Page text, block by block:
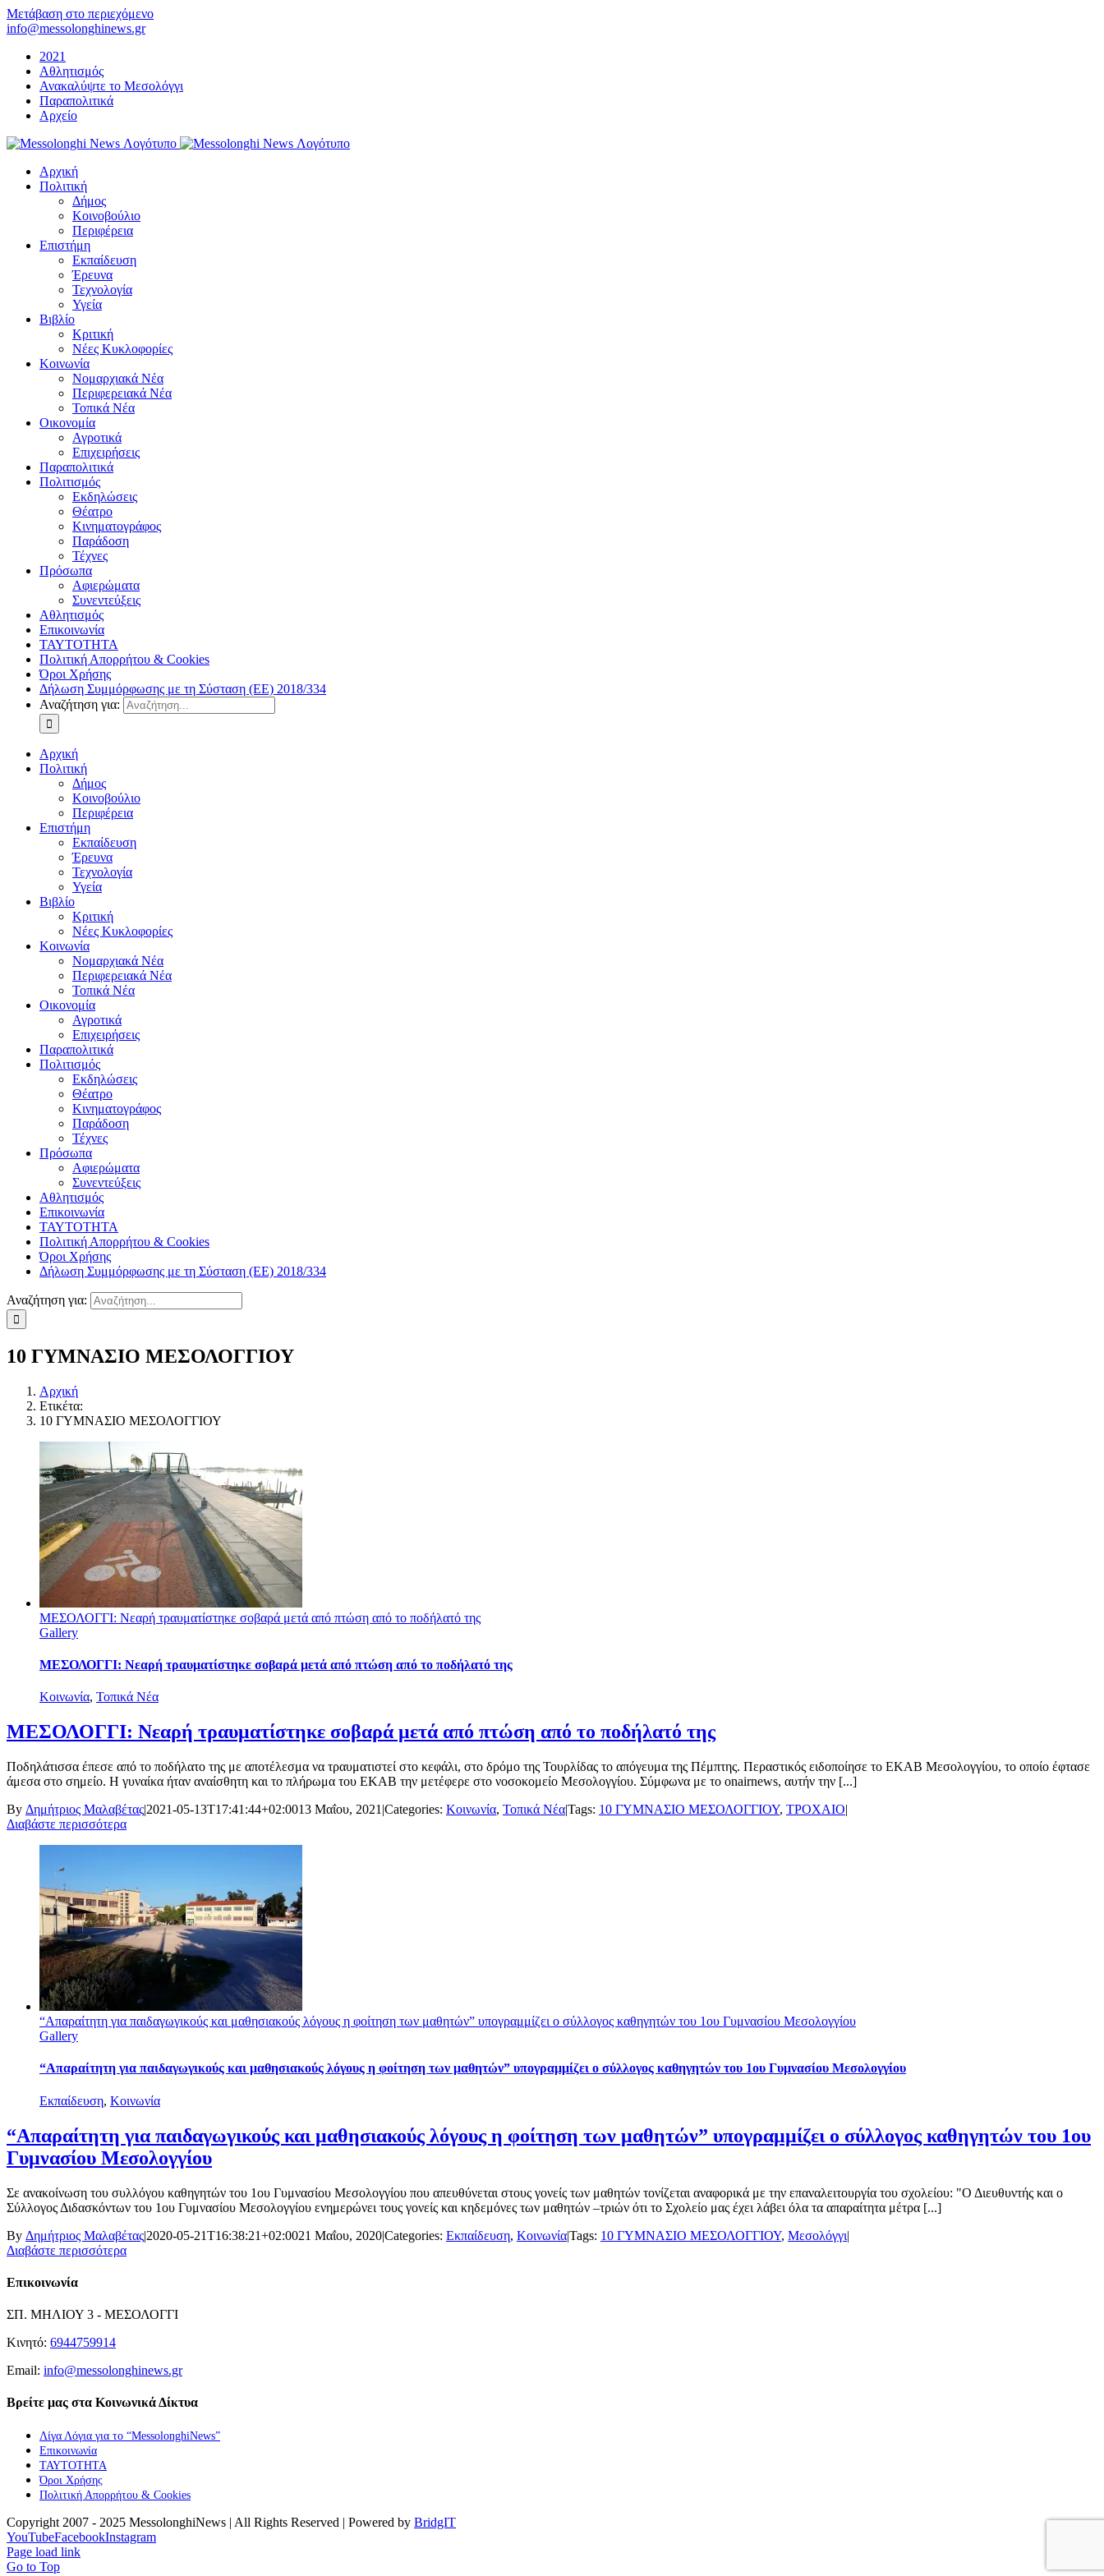
Μετάβαση στο περιεχόμενο
info@messolonghinews.gr
2021
Αθλητισμός
Ανακαλύψτε το Μεσολόγγι
Παραπολιτικά
Αρχείο
Αρχική
Πολιτική
Δήμος
Κοινοβούλιο
Περιφέρεια
Επιστήμη
Εκπαίδευση
Έρευνα
Τεχνολογία
Υγεία
Βιβλίο
Κριτική
Νέες Κυκλοφορίες
Κοινωνία
Νομαρχιακά Νέα
Περιφερειακά Νέα
Τοπικά Νέα
Οικονομία
Αγροτικά
Επιχειρήσεις
Παραπολιτικά
Πολιτισμός
Εκδηλώσεις
Θέατρο
Κινηματογράφος
Παράδοση
Τέχνες
Πρόσωπα
Αφιερώματα
Συνεντεύξεις
Αθλητισμός
Επικοινωνία
ΤΑΥΤΟΤΗΤΑ
Πολιτική Απορρήτου & Cookies
Όροι Χρήσης
Δήλωση Συμμόρφωσης με τη Σύσταση (ΕΕ) 2018/334
Αναζήτηση για:
Αρχική
Πολιτική
Δήμος
Κοινοβούλιο
Περιφέρεια
Επιστήμη
Εκπαίδευση
Έρευνα
Τεχνολογία
Υγεία
Βιβλίο
Κριτική
Νέες Κυκλοφορίες
Κοινωνία
Νομαρχιακά Νέα
Περιφερειακά Νέα
Τοπικά Νέα
Οικονομία
Αγροτικά
Επιχειρήσεις
Παραπολιτικά
Πολιτισμός
Εκδηλώσεις
Θέατρο
Κινηματογράφος
Παράδοση
Τέχνες
Πρόσωπα
Αφιερώματα
Συνεντεύξεις
Αθλητισμός
Επικοινωνία
ΤΑΥΤΟΤΗΤΑ
Πολιτική Απορρήτου & Cookies
Όροι Χρήσης
Δήλωση Συμμόρφωσης με τη Σύσταση (ΕΕ) 2018/334
Αναζήτηση για:
10 ΓΥΜΝΑΣΙΟ ΜΕΣΟΛΟΓΓΙΟΥ
Αρχική
Ετικέτα:
10 ΓΥΜΝΑΣΙΟ ΜΕΣΟΛΟΓΓΙΟΥ
ΜΕΣΟΛΟΓΓΙ: Νεαρή τραυματίστηκε σοβαρά μετά από πτώση από το ποδήλατό της
Gallery
ΜΕΣΟΛΟΓΓΙ: Νεαρή τραυματίστηκε σοβαρά μετά από πτώση από το ποδήλατό της
Κοινωνία, Τοπικά Νέα
ΜΕΣΟΛΟΓΓΙ: Νεαρή τραυματίστηκε σοβαρά μετά από πτώση από το ποδήλατό της
Ποδηλάτισσα έπεσε από το ποδήλατο της με αποτέλεσμα να τραυματιστεί στο κεφάλι, στο δρόμο της Τουρλίδας το απόγευμα της Πέμπτης. Περαστικός ειδοποίησε το ΕΚΑΒ Μεσολογγίου, το οποίο έφτασε
άμεσα στο σημείο. Η γυναίκα ήταν αναίσθητη και το πλήρωμα του ΕΚΑΒ την μετέφερε στο νοσοκομείο Μεσολογγίου. Σύμφωνα με το onairnews, αυτήν την [...]
By Δημήτριος Μαλαβέτας|2021-05-13T17:41:44+02:0013 Μαΐου, 2021 |Categories: Κοινωνία, Τοπικά Νέα|Tags: 10 ΓΥΜΝΑΣΙΟ ΜΕΣΟΛΟΓΓΙΟΥ, ΤΡΟΧΑΙΟ|
Διαβάστε περισσότερα
“Απαραίτητη για παιδαγωγικούς και μαθησιακούς λόγους η φοίτηση των μαθητών” υπογραμμίζει ο σύλλογος καθηγητών του 1ου Γυμνασίου Μεσολογγίου
Gallery
“Απαραίτητη για παιδαγωγικούς και μαθησιακούς λόγους η φοίτηση των μαθητών” υπογραμμίζει ο σύλλογος καθηγητών του 1ου Γυμνασίου Μεσολογγίου
Εκπαίδευση, Κοινωνία
“Απαραίτητη για παιδαγωγικούς και μαθησιακούς λόγους η φοίτηση των μαθητών” υπογραμμίζει ο σύλλογος καθηγητών του 1ου
Γυμνασίου Μεσολογγίου
Σε ανακοίνωση του συλλόγου καθηγητών του 1ου Γυμνασίου Μεσολογγίου που απευθύνεται στους γονείς των μαθητών τονίζεται αναφορικά με την επαναλειτουργία του σχολείου: "Ο Διευθυντής και ο
Σύλλογος Διδασκόντων του 1ου Γυμνασίου Μεσολογγίου ενημερώνει τους γονείς και κηδεμόνες των μαθητών –τριών ότι το Σχολείο μας έχει λάβει όλα τα απαραίτητα μέτρα [...]
By Δημήτριος Μαλαβέτας|2020-05-21T16:38:21+02:0021 Μαΐου, 2020|Categories: Εκπαίδευση, Κοινωνία|Tags: 10 ΓΥΜΝΑΣΙΟ ΜΕΣΟΛΟΓΓΙΟΥ, Μεσολόγγι|
Διαβάστε περισσότερα
Επικοινωνία
ΣΠ. ΜΗΛΙΟΥ 3 - ΜΕΣΟΛΟΓΓΙ
Κινητό: 6944759914
Email: info@messolonghinews.gr
Βρείτε μας στα Κοινωνικά Δίκτυα
Λίγα Λόγια για το “MessolonghiNews”
Επικοινωνία
ΤΑΥΤΟΤΗΤΑ
Όροι Χρήσης
Πολιτική Απορρήτου & Cookies
Copyright 2007 - 2025 MessolonghiNews | All Rights Reserved | Powered by BridgIT
YouTubeFacebookInstagram
Page load link
Go to Top